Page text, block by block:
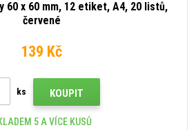
60 x 60 mm, 12 etiket, A4, 20 listů,
červené
139 Kč
ks KOUPIT
5 A VÍCE KUSŮ